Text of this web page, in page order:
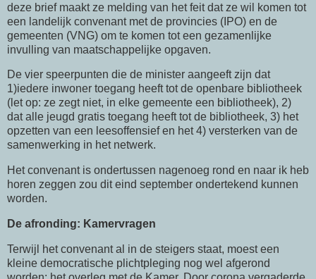
deze brief maakt ze melding van het feit dat ze wil komen tot
een landelijk convenant met de provincies (IPO) en de
gemeenten (VNG) om te komen tot een gezamenlijke
invulling van maatschappelijke opgaven.
De vier speerpunten die de minister aangeeft zijn dat
1)iedere inwoner toegang heeft tot de openbare bibliotheek
(let op: ze zegt niet, in elke gemeente een bibliotheek), 2)
dat alle jeugd gratis toegang heeft tot de bibliotheek, 3) het
opzetten van een leesoffensief en het 4) versterken van de
samenwerking in het netwerk.
Het convenant is ondertussen nagenoeg rond en naar ik heb
horen zeggen zou dit eind september ondertekend kunnen
worden.
De afronding: Kamervragen
Terwijl het convenant al in de steigers staat, moest een
kleine democratische plichtpleging nog wel afgerond